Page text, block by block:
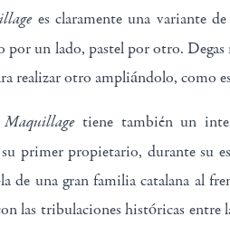
es claramente una variante
un lado, pastel por otro. Degas
realizar otro ampliándolo, como
tiene también un
primer propietario, durante su
de una gran familia catalana al
las tribulaciones históricas